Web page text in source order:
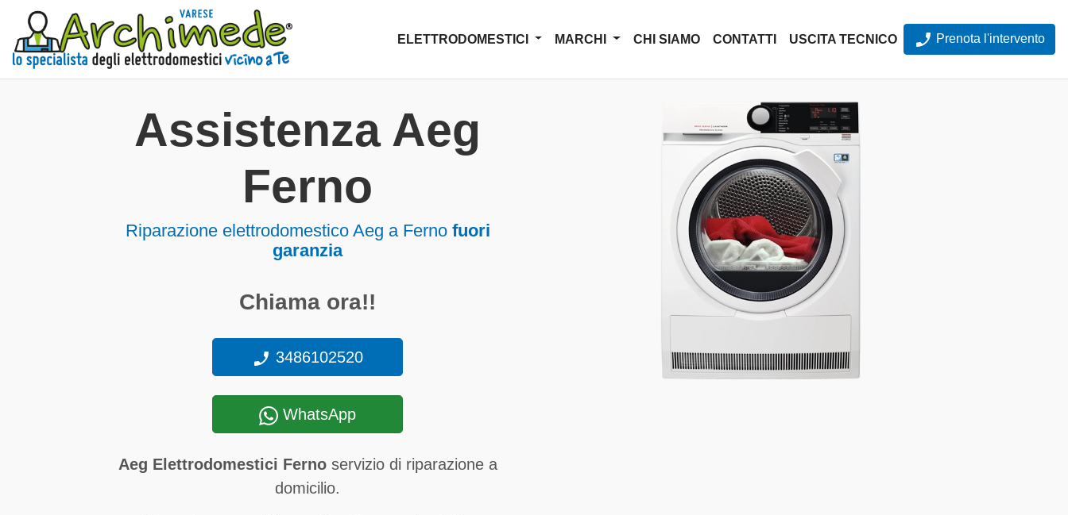
ELETTRODOMESTICI MARCHI CHI SIAMO CONTATTI USCITA TECNICO Prenota l'intervento
Assistenza Aeg
Ferno
Riparazione elettrodomestico Aeg a Ferno fuori
garanzia
Chiama ora!!
3486102520
WhatsApp
Aeg Elettrodomestici Fernoservizio di riparazione a
domicilio.